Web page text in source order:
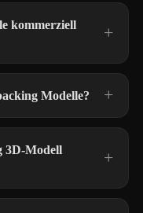
kommerziell
Modelle?
3D-Modell